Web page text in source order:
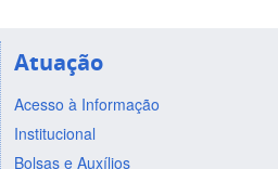
Atuação
Acesso à Informação
Institucional
Bolsas e Auxílios